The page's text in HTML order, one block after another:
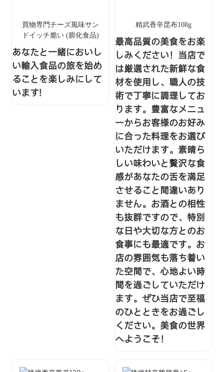
買物専門チーズ風味サン
ドイッチ脆い (膨化食品)
あなたと一緒においし
い輸入食品の旅を始め
ることを楽しみにして
います!
精武香辛昆布108g
最高品質の美食をお楽
しみください！当店で
は厳選された新鮮な食
材を使用し、職人の技
術で丁寧に調理してお
ります。豊富なメニュ
ーからお客様のお好み
に合った料理をお選び
いただけます。素晴ら
しい味わいと贅沢な食
感があなたの舌を満足
させること間違いあり
ません。お酒との相性
も抜群ですので、特別
な日や大切な方とのお
食事にも最適です。お
店の雰囲気も落ち着い
た空間で、心地よい時
間を過ごしていただけ
ます。ぜひ当店で至福
のひとときをお過ごし
ください。美食の世界
へようこそ！